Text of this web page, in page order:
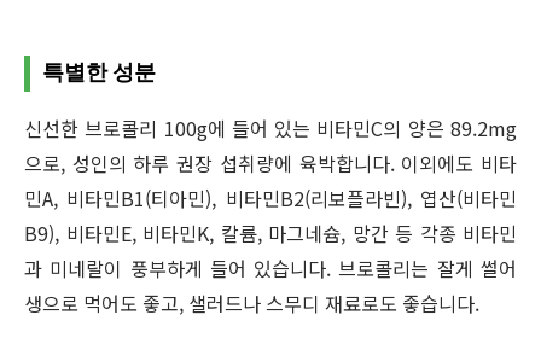
특별한 성분
신선한 브로콜리 100g에 들어 있는 비타민C의 양은 89.2mg
으로, 성인의 하루 권장 섭취량에 육박합니다. 이외에도 비타
민A, 비타민B1(티아민), 비타민B2(리보플라빈), 엽산(비타민
B9), 비타민E, 비타민K, 칼륨, 마그네슘, 망간 등 각종 비타민
과 미네랄이 풍부하게 들어 있습니다. 브로콜리는 잘게 썰어
생으로 먹어도 좋고, 샐러드나 스무디 재료로도 좋습니다.